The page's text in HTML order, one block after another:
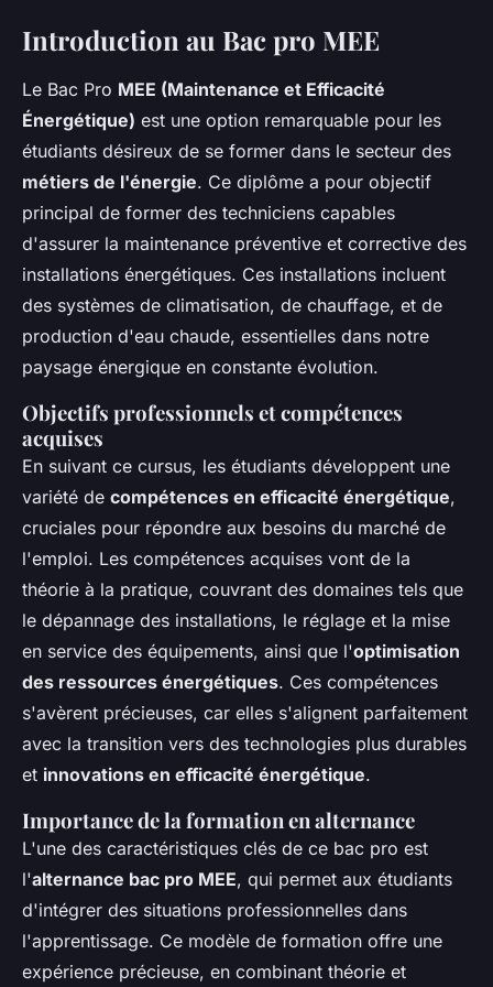
Introduction au Bac pro MEE
Le Bac Pro MEE (Maintenance et Efficacité
Énergétique) est une option remarquable pour les
étudiants désireux de se former dans le secteur des
métiers de l'énergie. Ce diplôme a pour objectif
principal de former des techniciens capables
d'assurer la maintenance préventive et corrective des
installations énergétiques. Ces installations incluent
des systèmes de climatisation, de chauffage, et de
production d'eau chaude, essentielles dans notre
paysage énergique en constante évolution.
Objectifs professionnels et compétences
acquises
En suivant ce cursus, les étudiants développent une
variété de compétences en efficacité énergétique,
cruciales pour répondre aux besoins du marché de
l'emploi. Les compétences acquises vont de la
théorie à la pratique, couvrant des domaines tels que
le dépannage des installations, le réglage et la mise
en service des équipements, ainsi que l'optimisation
des ressources énergétiques. Ces compétences
s'avèrent précieuses, car elles s'alignent parfaitement
avec la transition vers des technologies plus durables
et innovations en efficacité énergétique.
Importance de la formation en alternance
L'une des caractéristiques clés de ce bac pro est
l'alternance bac pro MEE, qui permet aux étudiants
d'intégrer des situations professionnelles dans
l'apprentissage. Ce modèle de formation offre une
expérience précieuse, en combinant théorie et